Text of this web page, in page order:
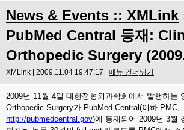
News & Events :: XMLink
PubMed Central 등재:
Orthopedic Surgery
XMLink | 2009.11.04 19:47:17 | 메뉴 건너뛰기
2009년 11월 4일 대한정형외과학회에서 발행하는
Orthopedic Surgery가 PubMed Central(이하 PMC,
http://pubmedcentral.gov)에 등재되어 2009년 3월